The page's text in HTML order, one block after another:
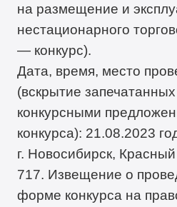
на размещение и
нестационарного
— конкурс).
Дата, время, место
(вскрытие
конкурсными
конкурса): 21.08.2023
г. Новосибирск,
717. Извещение о
форме конкурса на